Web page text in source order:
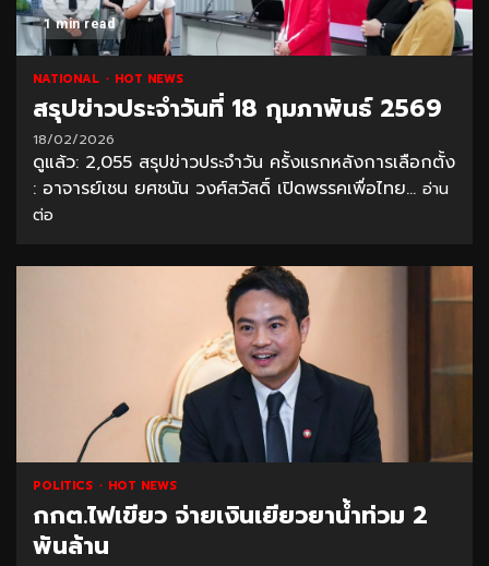
1 min read
NATIONAL HOT NEWS
สรุปข่าวประจำวันที่ 18 กุมภาพันธ์ 2569
18/02/2026
ดูแล้ว: 2,055 สรุปข่าวประจำวัน ครั้งแรกหลังการเลือกตั้ง
: อาจารย์เชน ยศชนัน วงศ์สวัสดิ์ เปิดพรรคเพื่อไทย... อ่าน
ต่อ
POLITICS HOT NEWS
กกต.ไฟเขียว จ่ายเงินเยียวยาน้ำท่วม 2
พันล้าน